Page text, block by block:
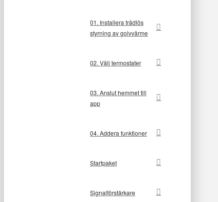
01. Installera trådlös
styrning av golvvärme
02. Välj termostater
03. Anslut hemmet till
app
04. Addera funktioner
Startpaket
Signalförstärkare